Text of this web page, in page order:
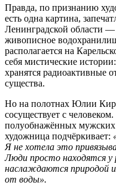
Правда, по признанию
есть одна картина,
Ленинградской области
живописное
располагается на
себя мистические
хранятся радиоактивные
существа.
Но на полотнах Юлии
сосуществует с
полуобнажённых
художница подчёркивает:
Я не хотела это
Люди просто находятся у
наслаждаются природой
от воды».